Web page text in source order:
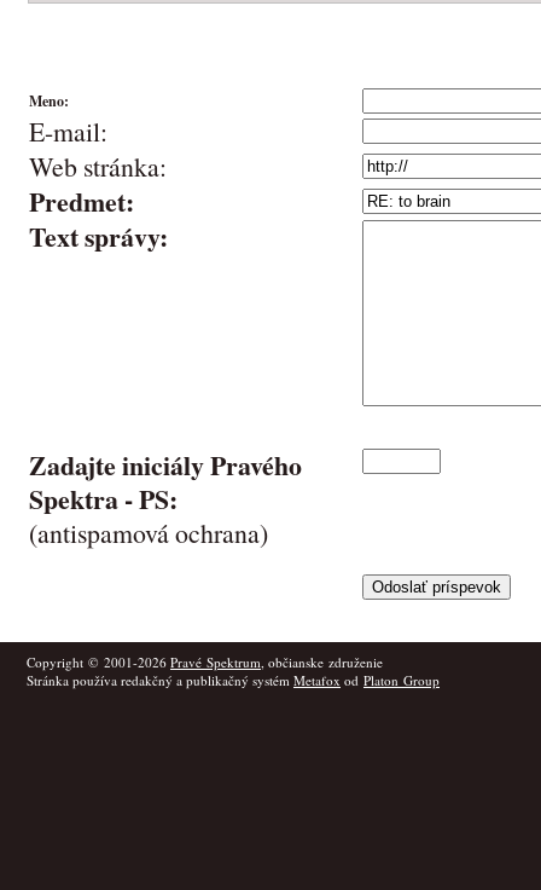
Meno:
E-mail:
Web stránka:
Predmet:
Text správy:
Zadajte iniciály Pravého
Spektra -PS:
(antispamová ochrana)
Copyright © 2001-2026 Pravé Spektrum, občianske združenie
Stránka používa redakčný a publikačný systém Metafox od Platon Group